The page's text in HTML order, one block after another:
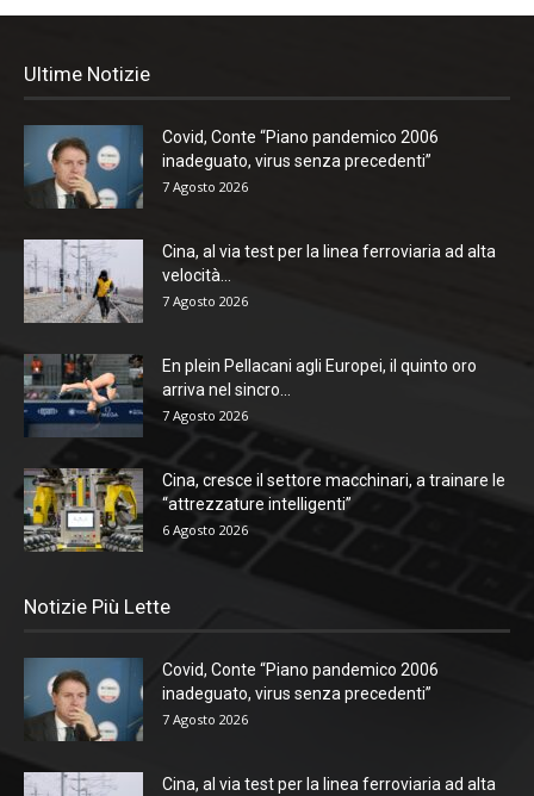
Ultime Notizie
Covid, Conte “Piano pandemico 2006
inadeguato, virus senza precedenti”
7 Agosto 2026
Cina, al via test per la linea ferroviaria ad alta
velocità...
7 Agosto 2026
En plein Pellacani agli Europei, il quinto oro
arriva nel sincro...
7 Agosto 2026
Cina, cresce il settore macchinari, a trainare le
“attrezzature intelligenti”
6 Agosto 2026
Notizie Più Lette
Covid, Conte “Piano pandemico 2006
inadeguato, virus senza precedenti”
7 Agosto 2026
Cina, al via test per la linea ferroviaria ad alta